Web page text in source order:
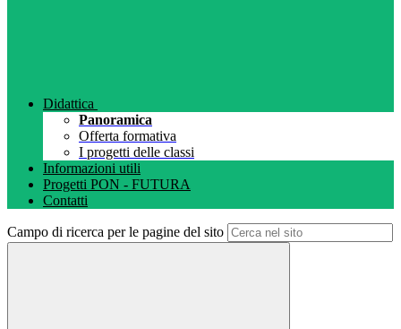
Didattica
Panoramica
Offerta formativa
I progetti delle classi
Informazioni utili
Progetti PON - FUTURA
Contatti
Campo di ricerca per le pagine del sito